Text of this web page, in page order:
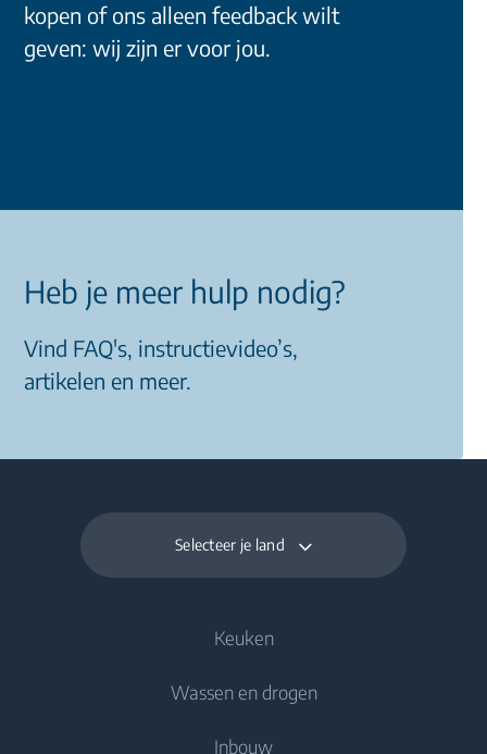
kopen of ons alleen feedback wilt
geven: wij zijn er voor jou.
Heb je meer hulp nodig?
Vind FAQ's, instructievideo’s,
artikelen en meer.
Selecteer je land
Keuken
Koelen en vriezen
Wassen en drogen
Inbouw